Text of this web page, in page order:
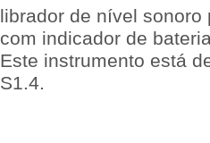
librador de nível
com indicador de
Este instrumento está
S1.4.